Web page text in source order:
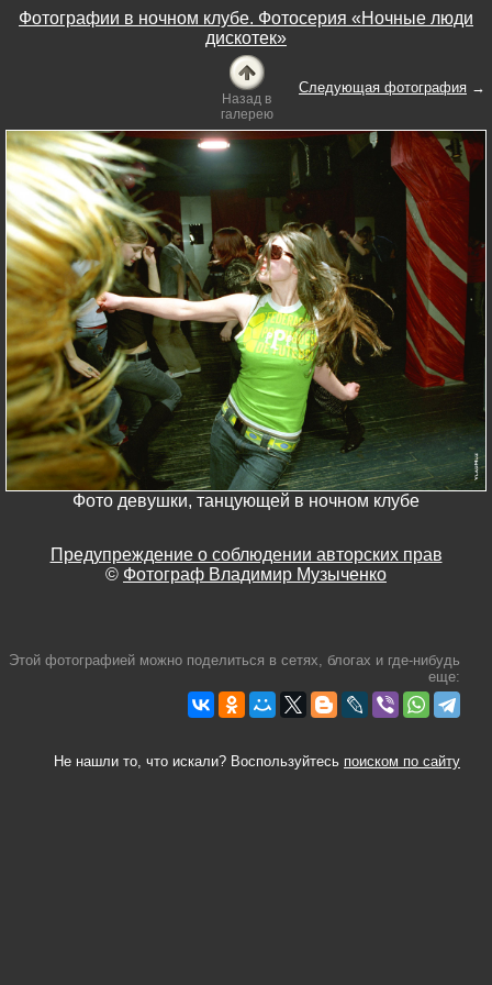
Фотографии в ночном клубе. Фотосерия «Ночные люди
дискотек»
Назад в
галерею
Следующая фотография →
Фото девушки, танцующей в ночном клубе
Предупреждение о соблюдении авторских прав
© Фотограф Владимир Музыченко
Этой фотографией можно поделиться в сетях, блогах и где-нибудь
еще:
Не нашли то, что искали? Воспользуйтесь поиском по сайту